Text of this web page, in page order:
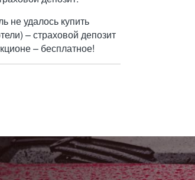
не удалось купить
– страховой депозит
– бесплатное!